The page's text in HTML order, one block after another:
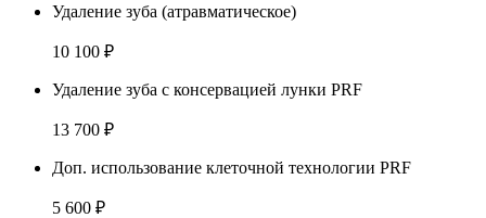
Удаление зуба (атравматическое)
10 100 ₽
Удаление зуба с консервацией лунки PRF
13 700 ₽
Доп. использование клеточной технологии PRF
5 600 ₽